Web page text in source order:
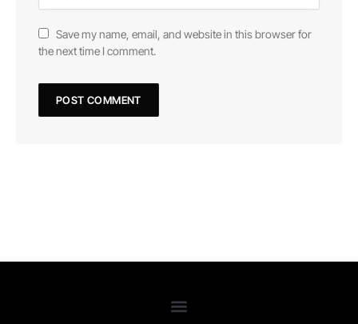
Save my name, email, and website in this browser for
the next time I comment.